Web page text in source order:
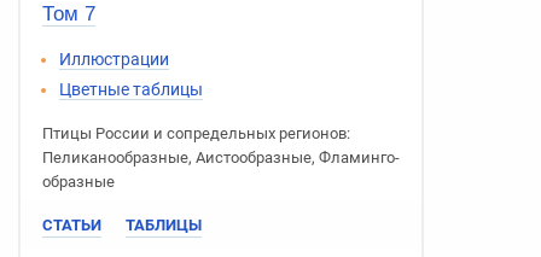
Том 7
Иллюстрации
Цветные таблицы
Птицы России и сопредельных регионов:
Пеликано­образные, Аисто­образные, Фламинго­
образные
СТАТЬИ ТАБЛИЦЫ